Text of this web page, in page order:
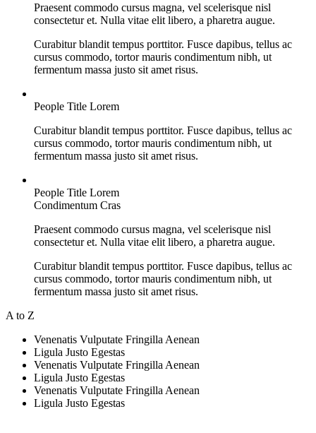
Praesent commodo cursus magna, vel scelerisque nisl
consectetur et. Nulla vitae elit libero, a pharetra augue.
Curabitur blandit tempus porttitor. Fusce dapibus, tellus ac
cursus commodo, tortor mauris condimentum nibh, ut
fermentum massa justo sit amet risus.
People Title Lorem
Curabitur blandit tempus porttitor. Fusce dapibus, tellus ac
cursus commodo, tortor mauris condimentum nibh, ut
fermentum massa justo sit amet risus.
People Title Lorem
Condimentum Cras
Praesent commodo cursus magna, vel scelerisque nisl
consectetur et. Nulla vitae elit libero, a pharetra augue.
Curabitur blandit tempus porttitor. Fusce dapibus, tellus ac
cursus commodo, tortor mauris condimentum nibh, ut
fermentum massa justo sit amet risus.
A to Z
Venenatis Vulputate Fringilla Aenean
Ligula Justo Egestas
Venenatis Vulputate Fringilla Aenean
Ligula Justo Egestas
Venenatis Vulputate Fringilla Aenean
Ligula Justo Egestas